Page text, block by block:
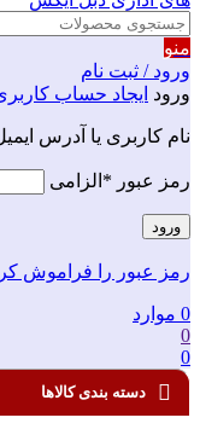
منو
ورود / ثبت نام
ورود ایجاد حساب
نام کاربری یا آدرس
رمز عبور * الزامی
ورود
رمز عبور را فراموش
0 موارد
0
0
دسته بندی کالاها